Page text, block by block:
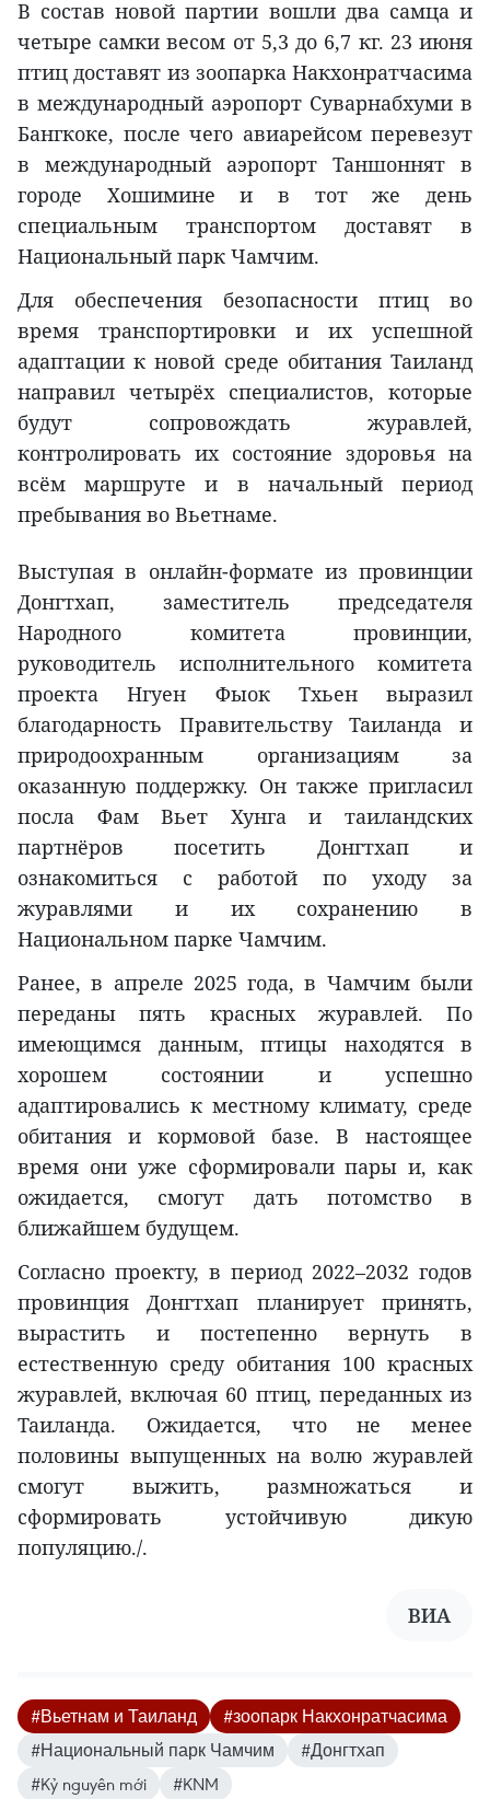
В состав новой партии вошли два самца и
четыре самки весом от 5,3 до 6,7 кг. 23 июня
птиц доставят из зоопарка Накхонратчасима
в международный аэропорт Суварнабхуми в
Бангкоке, после чего авиарейсом перевезут
в международный аэропорт Таншоннят в
городе Хошимине и в тот же день
специальным транспортом доставят в
Национальный парк Чамчим.
Для обеспечения безопасности птиц во
время транспортировки и их успешной
адаптации к новой среде обитания Таиланд
направил четырёх специалистов, которые
будут сопровождать журавлей,
контролировать их состояние здоровья на
всём маршруте и в начальный период
пребывания во Вьетнаме.
Выступая в онлайн-формате из провинции
Донгтхап, заместитель председателя
Народного комитета провинции,
руководитель исполнительного комитета
проекта Нгуен Фыок Тхьен выразил
благодарность Правительству Таиланда и
природоохранным организациям за
оказанную поддержку. Он также пригласил
посла Фам Вьет Хунга и таиландских
партнёров посетить Донгтхап и
ознакомиться с работой по уходу за
журавлями и их сохранению в
Национальном парке Чамчим.
Ранее, в апреле 2025 года, в Чамчим были
переданы пять красных журавлей. По
имеющимся данным, птицы находятся в
хорошем состоянии и успешно
адаптировались к местному климату, среде
обитания и кормовой базе. В настоящее
время они уже сформировали пары и, как
ожидается, смогут дать потомство в
ближайшем будущем.
Согласно проекту, в период 2022–2032 годов
провинция Донгтхап планирует принять,
вырастить и постепенно вернуть в
естественную среду обитания 100 красных
журавлей, включая 60 птиц, переданных из
Таиланда. Ожидается, что не менее
половины выпущенных на волю журавлей
смогут выжить, размножаться и
сформировать устойчивую дикую
популяцию./.
ВИА
#Вьетнам и Таиланд
#зоопарк Накхонратчасима
#Национальный парк Чамчим
#Донгтхап
#Kỷ nguyên mới
#KNM